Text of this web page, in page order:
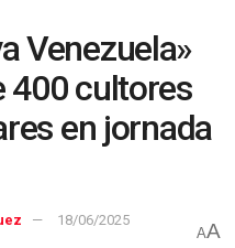
Venezuela»
400 cultores
en jornada
18/06/2025
AA